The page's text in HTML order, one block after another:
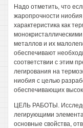
Надо отметить, что
жаропрочности
характеристика как
металлов и их
обеспечивают
соответствии с этим
легирования на
ниобия с целью
обеспечивающих
ЦЕЛЬ РАБОТЫ.
легирующими
основные свойства,